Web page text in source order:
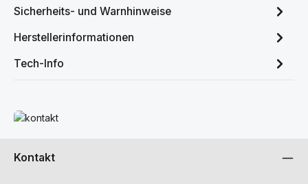
Sicherheits- und Warnhinweise
Herstellerinformationen
Tech-Info
Mehr erfahren
Kontakt